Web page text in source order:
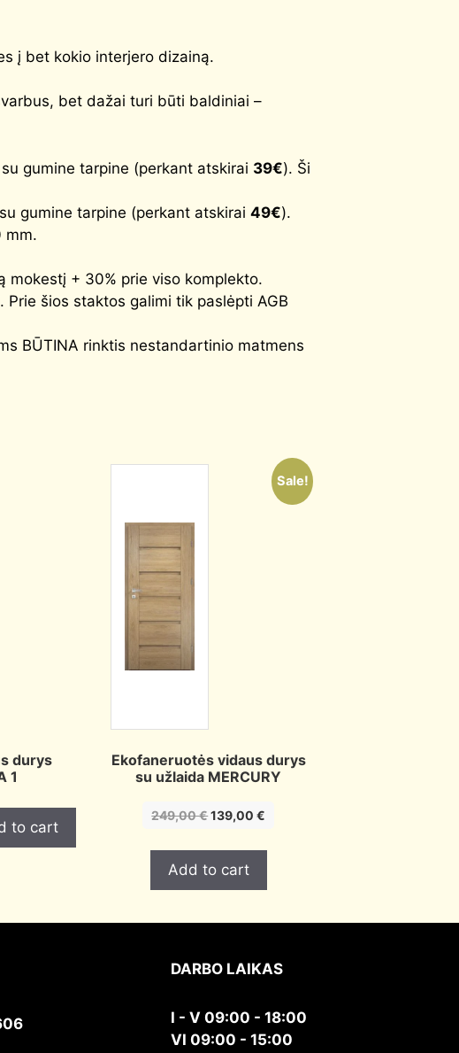
į bet kokio interjero dizainą.
bet dažai turi būti baldiniai –
gumine tarpine (perkant atskirai 39€). Ši
gumine tarpine (perkant atskirai 49€).
mm.
mokestį + 30% prie viso komplekto.
. Prie šios staktos galimi tik paslėpti AGB
BŪTINA rinktis nestandartinio matmens
durys
1
to cart
Sale!
Ekofaneruotės vidaus durys
su užlaida MERCURY
249,00€Original
was:
249,00 €.
139,00€
is:
Add to cart
DARBO LAIKAS
I - V 09:00 - 18:00
VI 09:00 - 15:00